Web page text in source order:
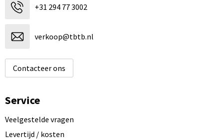
+31 294 77 3002
verkoop@tbtb.nl
Contacteer ons
Service
Veelgestelde vragen
Levertijd / kosten